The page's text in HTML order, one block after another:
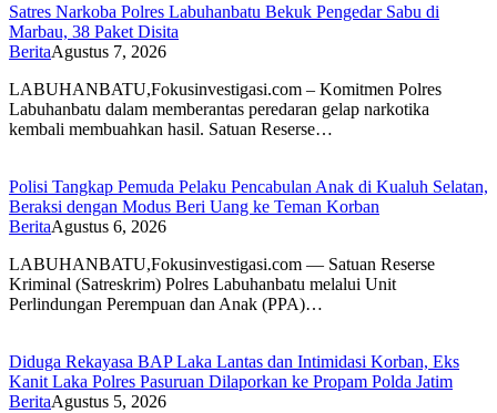
Satres Narkoba Polres Labuhanbatu Bekuk Pengedar Sabu di
Marbau, 38 Paket Disita
BeritaAgustus 7, 2026
LABUHANBATU,Fokusinvestigasi.com – Komitmen Polres
Labuhanbatu dalam memberantas peredaran gelap narkotika
kembali membuahkan hasil. Satuan Reserse…
Polisi Tangkap Pemuda Pelaku Pencabulan Anak di Kualuh Selatan,
Beraksi dengan Modus Beri Uang ke Teman Korban
BeritaAgustus 6, 2026
LABUHANBATU,Fokusinvestigasi.com — Satuan Reserse
Kriminal (Satreskrim) Polres Labuhanbatu melalui Unit
Perlindungan Perempuan dan Anak (PPA)…
Diduga Rekayasa BAP Laka Lantas dan Intimidasi Korban, Eks
Kanit Laka Polres Pasuruan Dilaporkan ke Propam Polda Jatim
BeritaAgustus 5, 2026